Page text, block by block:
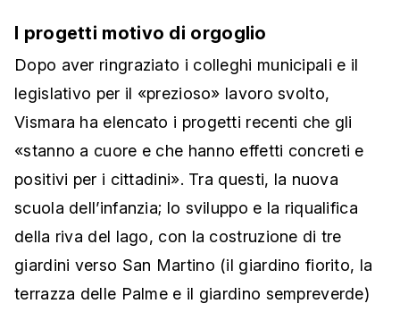
I progetti motivo di orgoglio
Dopo aver ringraziato i colleghi municipali e il
legislativo per il «prezioso» lavoro svolto,
Vismara ha elencato i progetti recenti che gli
«stanno a cuore e che hanno effetti concreti e
positivi per i cittadini». Tra questi, la nuova
scuola dell’infanzia; lo sviluppo e la riqualifica
della riva del lago, con la costruzione di tre
giardini verso San Martino (il giardino fiorito, la
terrazza delle Palme e il giardino sempreverde)